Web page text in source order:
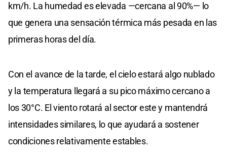
km/h. La humedad es elevada —cercana al 90%— lo
que genera una sensación térmica más pesada en las
primeras horas del día.
Con el avance de la tarde, el cielo estará algo nublado
y la temperatura llegará a su pico máximo cercano a
los 30°C. El viento rotará al sector este y mantendrá
intensidades similares, lo que ayudará a sostener
condiciones relativamente estables.